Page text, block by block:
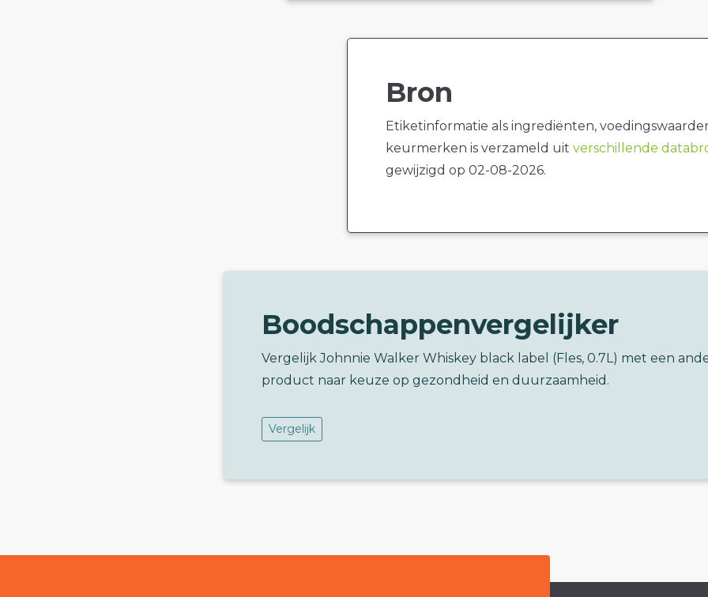
Bron
Etiketinformatie als ingrediënten,
keurmerken is verzameld uit verschillende
gewijzigd op 02-08-2026.
Boodschappenvergelijker
Vergelijk Johnnie Walker Whiskey black label (Fles, 0.7L) met een
product naar keuze op gezondheid en duurzaamheid.
Vergelijk